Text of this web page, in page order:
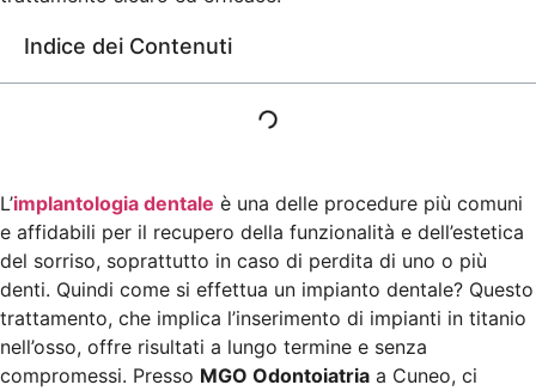
Indice dei Contenuti
L’implantologia dentale è una delle procedure più comuni
e affidabili per il recupero della funzionalità e dell’estetica
del sorriso, soprattutto in caso di perdita di uno o più
denti. Quindi come si effettua un impianto dentale? Questo
trattamento, che implica l’inserimento di impianti in titanio
nell’osso, offre risultati a lungo termine e senza
compromessi. Presso MGO Odontoiatria a Cuneo, ci